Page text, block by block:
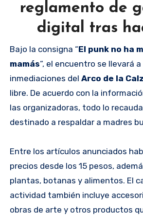
reglamento de
digital tras
Bajo la consigna “El punk no ha
mamás“, el encuentro se llevará
inmediaciones del Arco de la
libre. De acuerdo con la
las organizadoras, todo lo
destinado a respaldar a madres
Entre los artículos anunciados
precios desde los 15 pesos,
plantas, botanas y alimentos. El
actividad también incluye
obras de arte y otros productos